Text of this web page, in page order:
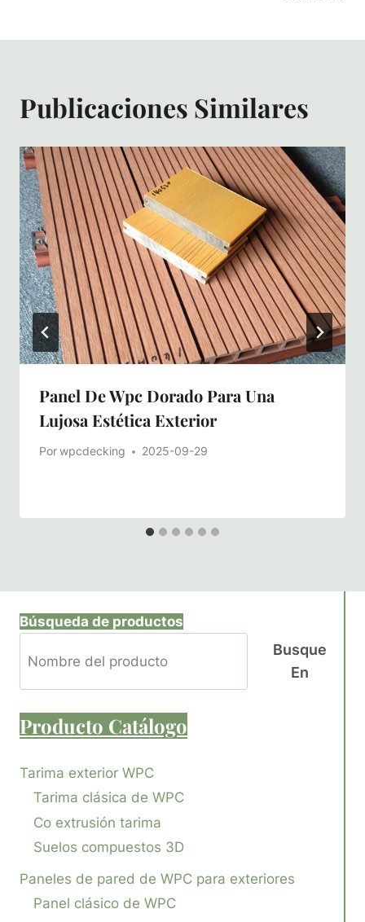
Publicaciones Similares
Panel De Wpc Dorado Para Una
Lujosa Estética Exterior
Porwpcdecking 2025-09-29
Búsqueda de productos
Busque
En
Producto Catálogo
Tarima exterior WPC
Tarima clásica de WPC
Co extrusión tarima
Suelos compuestos 3D
Paneles de pared de WPC para exteriores
Panel clásico de WPC